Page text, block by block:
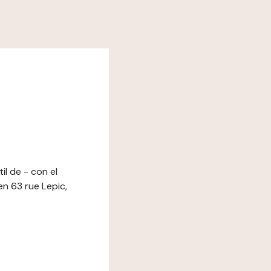
de - con el
63 rue Lepic,